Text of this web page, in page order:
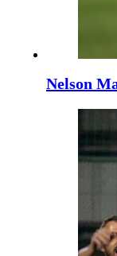
Nelson